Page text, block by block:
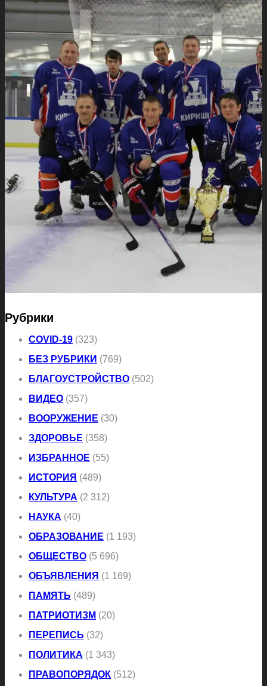
Рубрики
COVID-19 (323)
БЕЗ РУБРИКИ (769)
БЛАГОУСТРОЙСТВО (502)
ВИДЕО (357)
ВООРУЖЕНИЕ (30)
ЗДОРОВЬЕ (358)
ИЗБРАННОЕ (55)
ИСТОРИЯ (489)
КУЛЬТУРА (2 312)
НАУКА (40)
ОБРАЗОВАНИЕ (1 193)
ОБЩЕСТВО (5 696)
ОБЪЯВЛЕНИЯ (1 169)
ПАМЯТЬ (489)
ПАТРИОТИЗМ (20)
ПЕРЕПИСЬ (32)
ПОЛИТИКА (1 343)
ПРАВОПОРЯДОК (512)